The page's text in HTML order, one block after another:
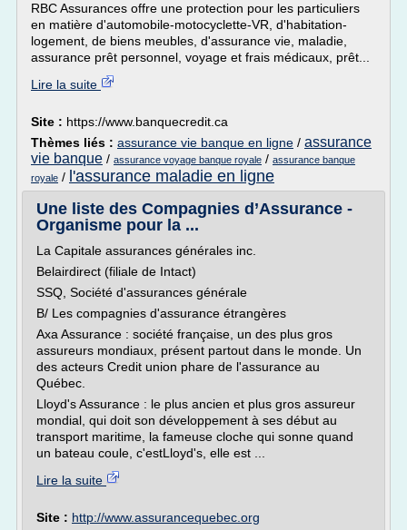
RBC Assurances offre une protection pour les particuliers
en matière d'automobile-motocyclette-VR, d'habitation-
logement, de biens meubles, d'assurance vie, maladie,
assurance prêt personnel, voyage et frais médicaux, prêt...
Lire la suite
Site : https://www.banquecredit.ca
Thèmes liés : assurance vie banque en ligne / assurance
vie banque / assurance voyage banque royale / assurance banque
royale / l'assurance maladie en ligne
Une liste des Compagnies d’Assurance -
Organisme pour la ...
La Capitale assurances générales inc.
Belairdirect (filiale de Intact)
SSQ, Société d'assurances générale
B/ Les compagnies d'assurance étrangères
Axa Assurance : société française, un des plus gros
assureurs mondiaux, présent partout dans le monde. Un
des acteurs Credit union phare de l'assurance au
Québec.
Lloyd's Assurance : le plus ancien et plus gros assureur
mondial, qui doit son développement à ses début au
transport maritime, la fameuse cloche qui sonne quand
un bateau coule, c'estLloyd's, elle est ...
Lire la suite
Site : http://www.assurancequebec.org